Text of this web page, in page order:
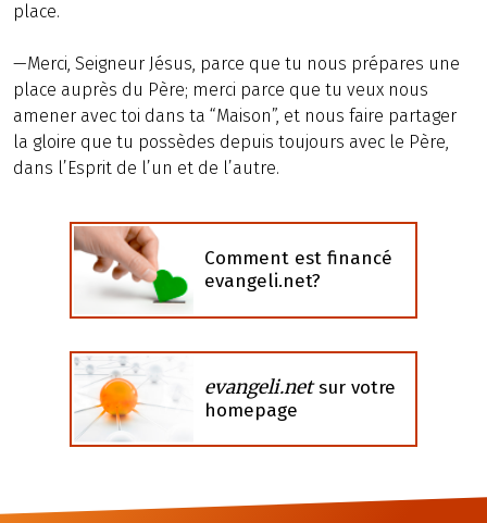
place.
—Merci, Seigneur Jésus, parce que tu nous prépares une
place auprès du Père; merci parce que tu veux nous
amener avec toi dans ta “Maison”, et nous faire partager
la gloire que tu possèdes depuis toujours avec le Père,
dans l’Esprit de l’un et de l’autre.
Comment est financé
evangeli.net?
evangeli.netsur votre
homepage